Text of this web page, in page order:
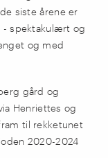
siste årene er
- spektakulært og
og med
gård og
Henriettes og
til rekketunet
2020-2024